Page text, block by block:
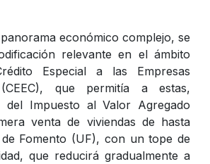
económico complejo, se
relevante en el ámbito
Especial a las Empresas
que permitía a estas,
Impuesto al Valor Agregado
venta de viviendas de hasta
Fomento (UF), con un tope de
que reducirá gradualmente a